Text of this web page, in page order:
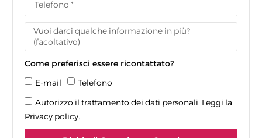
Come preferisci essere ricontattato?
E-mail
Telefono
Autorizzo il trattamento dei dati personali. Leggi la
Privacy policy.